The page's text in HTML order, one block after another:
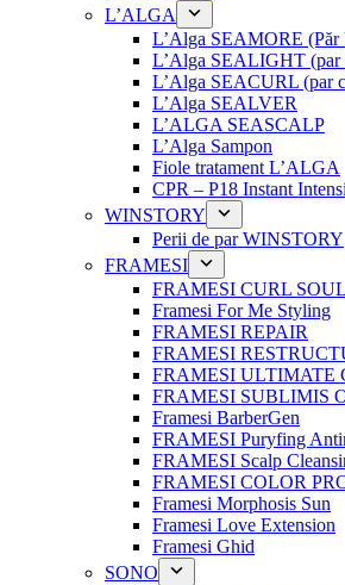
L’ALGA
L’Alga SEAMORE (Păr
L’Alga SEALIGHT (par
L’Alga SEACURL (par
L’Alga SEALVER
L’ALGA SEASCALP
L’Alga Sampon
Fiole tratament L’ALGA
CPR – P18 Instant
WINSTORY
Perii de par WINSTORY
FRAMESI
FRAMESI CURL SOUL
Framesi For Me Styling
FRAMESI REPAIR
FRAMESI
FRAMESI ULTIMATE
FRAMESI SUBLIMIS
Framesi BarberGen
FRAMESI Puryfing
FRAMESI Scalp
FRAMESI COLOR
Framesi Morphosis Sun
Framesi Love Extension
Framesi Ghid
SONO